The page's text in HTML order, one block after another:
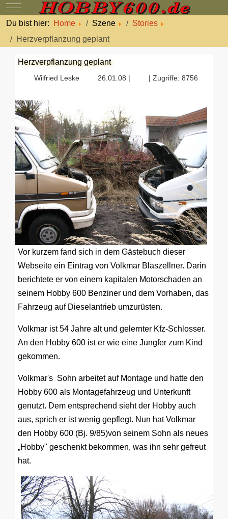
Mobile Menu Toggle
Du bist hier:
Home Szene
Stories
Herzverpflanzung geplant
Herzverpflanzung geplant
Wilfried Leske 26.01.08 | | Zugriffe: 8756
Vor kurzem fand sich in dem Gästebuch dieser
Webseite ein Eintrag von Volkmar Blaszellner. Darin
berichtete er von einem kapitalen Motorschaden an
seinem Hobby 600 Benziner und dem Vorhaben, das
Fahrzeug auf Dieselantrieb umzurüsten.
Volkmar ist 54 Jahre alt und gelernter Kfz-Schlosser.
An den Hobby 600 ist er wie eine Jungfer zum Kind
gekommen.
Volkmar's Sohn arbeitet auf Montage und hatte den
Hobby 600 als Montagefahrzeug und Unterkunft
genutzt. Dem entsprechend sieht der Hobby auch
aus, sprich er ist wenig gepflegt. Nun hat Volkmar
den Hobby 600 (Bj. 9/85)von seinem Sohn als neues
„Hobby" geschenkt bekommen, was ihn sehr gefreut
hat.